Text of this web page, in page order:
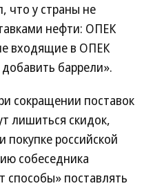
что у страны не
нефти: ОПЕК
входящие в ОПЕК
баррели».
сокращении поставок
лишиться скидок,
покупке российской
собеседника
способы» поставлять